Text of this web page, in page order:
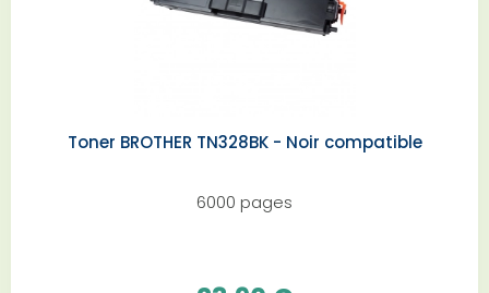
Toner BROTHER TN328BK - Noir compatible
6000 pages